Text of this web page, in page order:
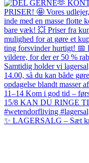
✨ LAGERSALG – Sæt